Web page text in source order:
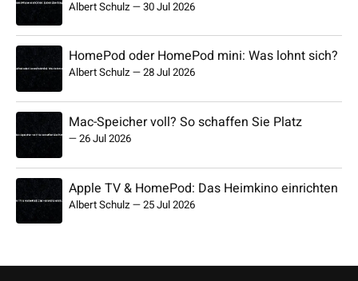
Albert Schulz—30 Jul 2026
HomePod oder HomePod mini: Was lohnt sich?
Albert Schulz—28 Jul 2026
Mac-Speicher voll? So schaffen Sie Platz
—26 Jul 2026
Apple TV & HomePod: Das Heimkino einrichten
Albert Schulz—25 Jul 2026